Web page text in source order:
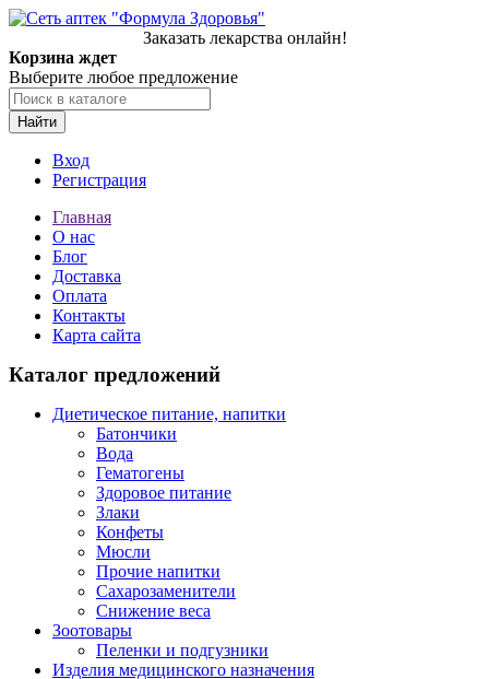
Заказать лекарства онлайн!
Корзина ждет
Выберите любое предложение
Найти
Вход
Регистрация
Главная
О нас
Блог
Доставка
Оплата
Контакты
Карта сайта
Каталог предложений
Диетическое питание, напитки
Батончики
Вода
Гематогены
Здоровое питание
Злаки
Конфеты
Мюсли
Прочие напитки
Сахарозаменители
Снижение веса
Зоотовары
Пеленки и подгузники
Изделия медицинского назначения